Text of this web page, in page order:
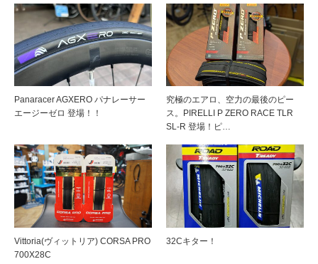
Panaracer AGXERO パナレーサー
エージーゼロ 登場！！
究極のエアロ、空力の最後のピー
ス。PIRELLI P ZERO RACE TLR
SL-R 登場！ピ…
Vittoria(ヴィットリア) CORSA PRO
700X28C
32Cキター！